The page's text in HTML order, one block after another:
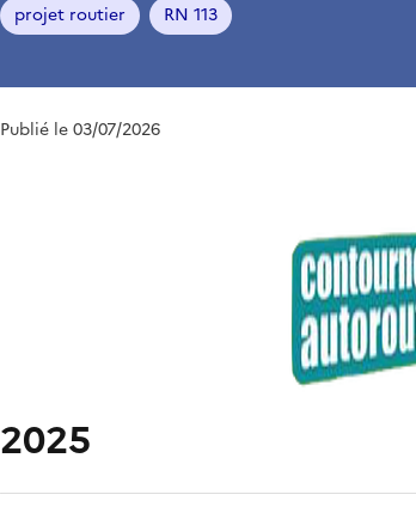
projet routier RN 113
Publié le 03/07/2026
2025